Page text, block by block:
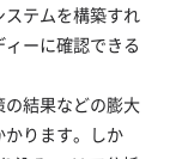
テムを構築すれ
ーに確認できる
結果などの膨大
ります。しか